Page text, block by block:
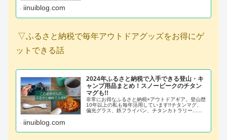
iinuiblog.com
▽ふるさと納税で毎年アウトドアグッズをお得にゲ
ットできる話
2024年ふるさと納税で入手できる登山・キ
ャンプ用品まとめ！スノーピークのチタン
マグも!!
非常にお得なふるさと納税×アウトドアギア。登山歴
10年以上の私も毎年活用しています!!チタンマグ、
偏光グラス、鉄フライパン、チタンカトラリー...全
iinuiblog.com